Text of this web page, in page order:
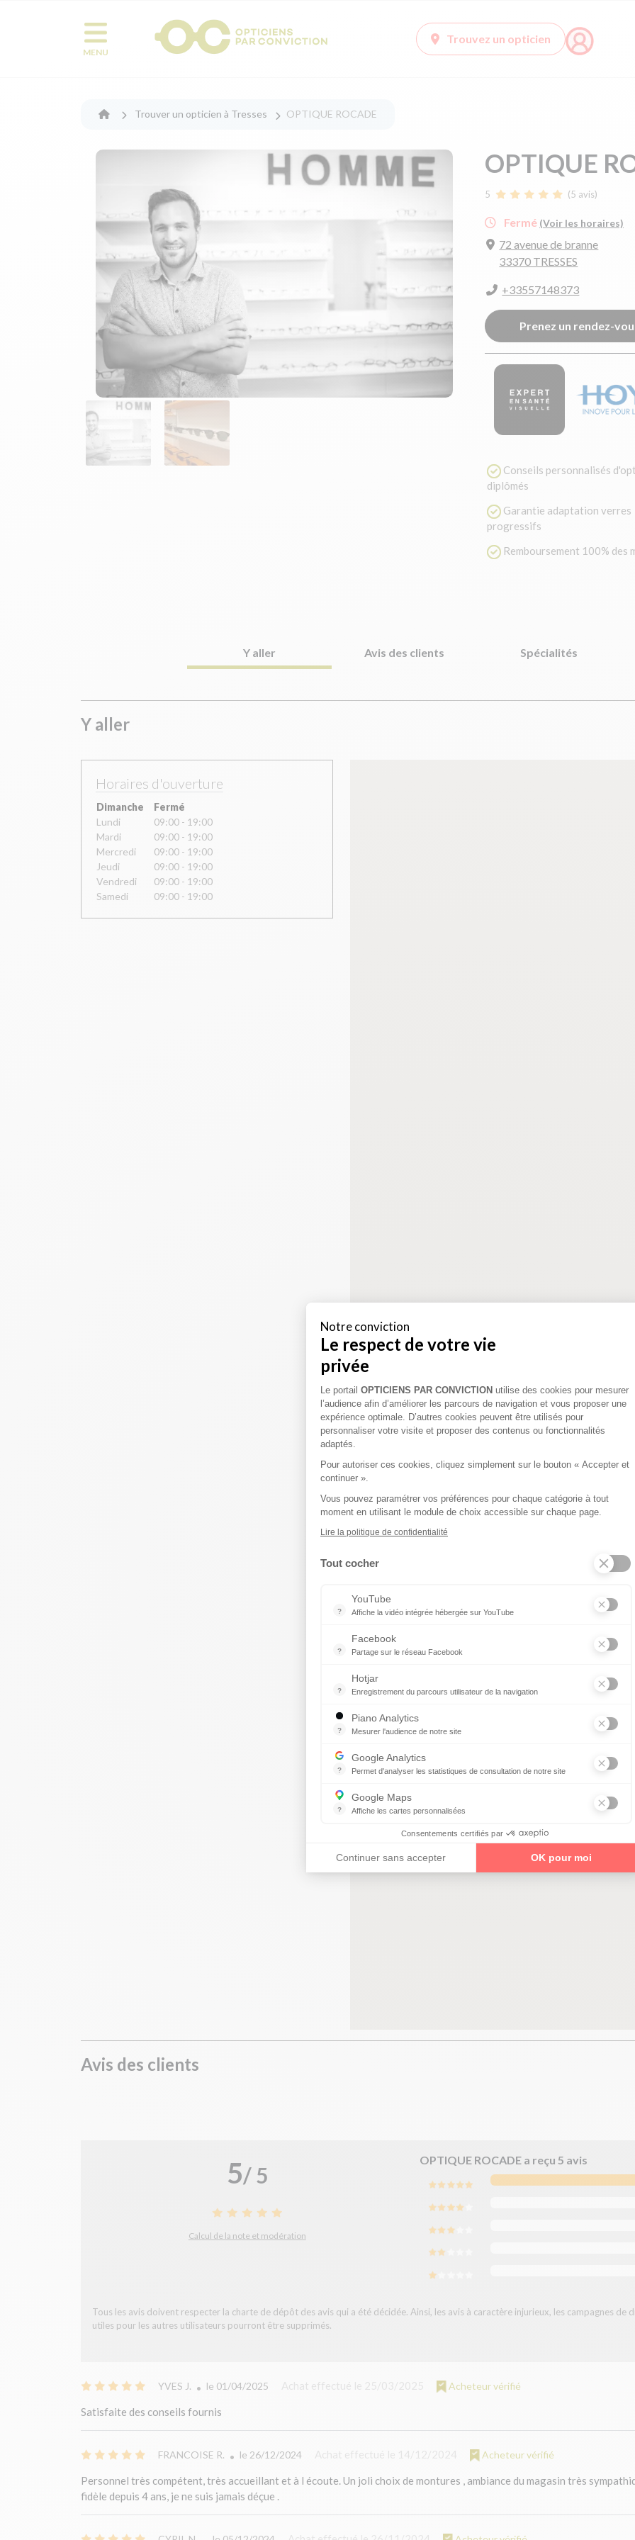
MENU
Trouvez un opticien
Trouver un opticien à Tresses OPTIQUE ROCADE
OPTIQUE
5 (5 avis)
Fermé (Voir les horaires)
72 avenue de branne
33370 TRESSES
+33557148373
Prenez un rendez-
Conseils personnalisés
diplômés
Garantie adaptation verres
progressifs
Remboursement 100% des
Y aller Avis des clients Spécialités
Y aller
Horaires d'ouverture
Dimanche
Fermé
Lundi
09:00 - 19:00
Mardi
09:00 - 19:00
Mercredi
09:00 - 19:00
Jeudi
09:00 - 19:00
Vendredi
09:00 - 19:00
Samedi
09:00 - 19:00
Avis des clients
5/ 5
Calcul de la note et modération
OPTIQUE ROCADE a reçu 5 avis
Tous les avis doivent respecter la charte de dépôt des avis qui a été décidée. Ainsi, les avis à caractère injurieux, les campagnes
utiles pour les autres utilisateurs pourront être supprimés.
YVES J. le 01/04/2025 Acheteur vérifié
Satisfaite des conseils fournis
FRANCOISE R. le 26/12/2024 Acheteur vérifié
Personnel très compétent, très accueillant et à l écoute. Un joli choix de montures , ambiance du magasin très
fidèle depuis 4 ans, je ne suis jamais déçue .
Notre conviction
Le respect de votre vie
privée
Plateforme de Gestion du
Le portail OPTICIENS PAR CONVICTION utilise des cookies pour mesurer
l’audience afin d’améliorer les parcours de navigation et vous proposer une
expérience optimale. D’autres cookies peuvent être utilisés pour
personnaliser votre visite et proposer des contenus ou fonctionnalités
adaptés.
Pour autoriser ces cookies, cliquez simplement sur le bouton « Accepter et
continuer ».
Vous pouvez paramétrer vos préférences pour chaque catégorie à tout
moment en utilisant le module de choix accessible sur chaque page.
Lire la politique de confidentialité
Tout cocher
?
YouTube
Affiche la vidéo intégrée hébergée sur YouTube
?
Facebook
Partage sur le réseau Facebook
?
Hotjar
Enregistrement du parcours utilisateur de la navigation
?
Piano Analytics
Mesurer l'audience de notre site
?
Google Analytics
Permet d'analyser les statistiques de consultation de notre site
?
Google Maps
Affiche les cartes personnalisées
Consentements certifiés par
Continuer sans accepter OK pour moi